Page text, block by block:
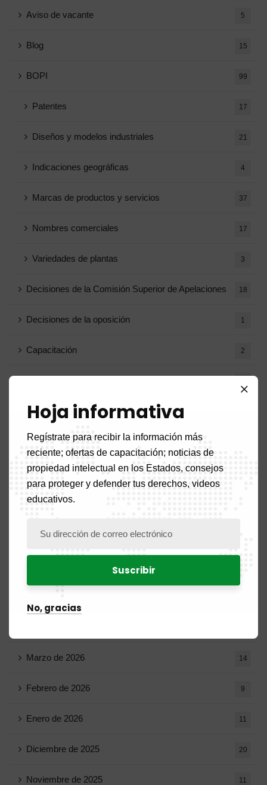
Aviso de vacante 5
Blog 15
BOPI 99
Patentes 17
Diseños y modelos industriales 21
Indicaciones geográficas 4
Marcas de productos y servicios 37
Nombres comerciales 17
Variedades de plantas 3
Decisiones de la Comisión Superior de Apelaciones 18
Decisiones de la oposición 1
Capacitación 2
Notas circulares
Archivo
Agosto de 2026
Julio de 2026
Marzo de 2026 14
Febrero de 2026 9
Enero de 2026 11
Diciembre de 2025 20
Noviembre de 2025 11
Hoja informativa
Regístrate para recibir la información más
reciente; ofertas de capacitación; noticias de
propiedad intelectual en los Estados, consejos
para proteger y defender tus derechos, videos
educativos.
No, gracias